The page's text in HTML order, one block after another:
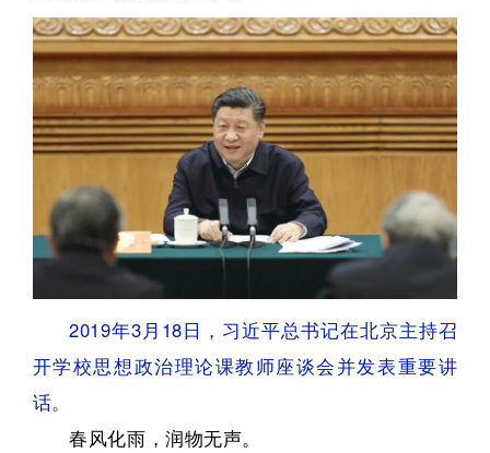
2019年3月18日，习近平总书记在北京主持召
开学校思想政治理论课教师座谈会并发表重要讲
话。
春风化雨，润物无声。